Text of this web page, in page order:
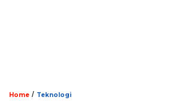
Home / Teknologi